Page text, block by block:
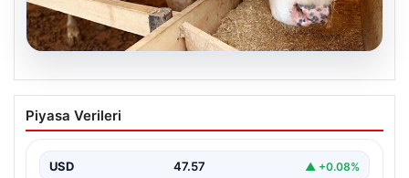
05.08.2026
Kurbanlık fiyatları il il sorgulama ekranı
2026: Büyükbaş ve küçükbaş canlı kilo
ve tüm illerin kurbanlık fiyatları
Piyasa Verileri
USD 47.57 ▲ +0.08%